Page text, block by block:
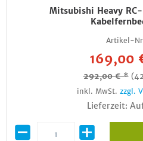
Mitsubishi Heavy
Artikel-
169,00
292,00 € *
inkl. MwSt. zzgl.
Lieferzeit: